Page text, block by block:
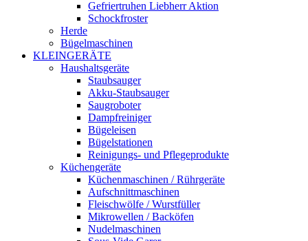
Gefriertruhen Liebherr Aktion
Schockfroster
Herde
Bügelmaschinen
KLEINGERÄTE
Haushaltsgeräte
Staubsauger
Akku-Staubsauger
Saugroboter
Dampfreiniger
Bügeleisen
Bügelstationen
Reinigungs- und Pflegeprodukte
Küchengeräte
Küchenmaschinen / Rührgeräte
Aufschnittmaschinen
Fleischwölfe / Wurstfüller
Mikrowellen / Backöfen
Nudelmaschinen